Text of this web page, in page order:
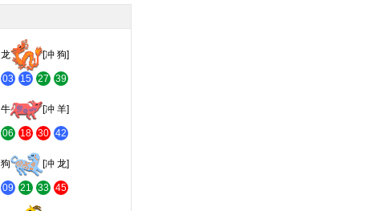
龙 [冲 狗]
03 15 27 39
牛 [冲 羊]
06 18 30 42
狗 [冲 龙]
09 21 33 45